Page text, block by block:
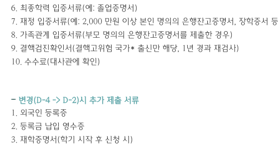
6. 최종학력 입증서류(예: 졸업증명서 )
7. 재정 입증서류(예: 2,000 만원 이상 본인 명의의 은행잔고증명서 , 장학증서 등
8. 가족관계 입증서류(부모 명의의 은행잔고증명서를 제출한 경우)
9. 결핵검진확인서 (결핵고위험 국가* 출신만 해당, 1년 경과 재검사)
10. 수수료(대사관에 확인)
변경(D-4 -> D-2)시 추가 제출 서류
1. 외국인 등록증
2. 등록금 납입 영수증
3. 재학증명서 (학기 시작 후 신청 시 )